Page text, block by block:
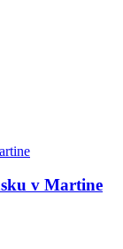
v Martine